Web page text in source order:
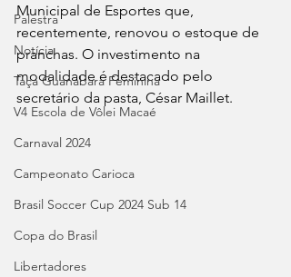
Palestra
Notícia
Taça Guanabara Feminina
V4 Escola de Vôlei Macaé
Carnaval 2024
Campeonato Carioca
Brasil Soccer Cup 2024 Sub 14
Copa do Brasil
Libertadores
Municipal de Esportes que,
recentemente, renovou o estoque de
pranchas. O investimento na
modalidade é destacado pelo
secretário da pasta, César Maillet.